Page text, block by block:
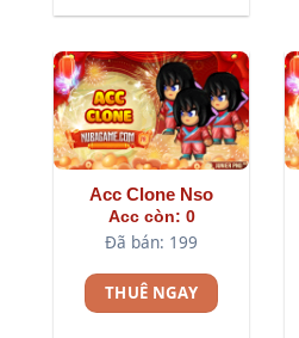
Acc Clone Nso
Acc còn: 0
Đã bán: 199
THUÊ NGAY